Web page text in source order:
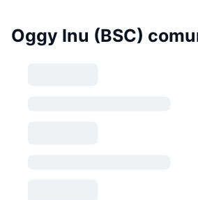
Oggy Inu (BSC)